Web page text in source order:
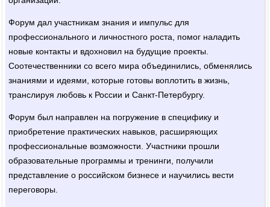
Форум дал участникам знания и импульс для
профессионального и личностного роста, помог наладить
новые контакты и вдохновил на будущие проекты.
Соотечественники со всего мира объединились, обменялись
знаниями и идеями, которые готовы воплотить в жизнь,
транслируя любовь к России и Санкт-Петербургу.
Форум был направлен на погружение в специфику и
приобретение практических навыков, расширяющих
профессиональные возможности. Участники прошли
образовательные программы и тренинги, получили
представление о российском бизнесе и научились вести
переговоры.